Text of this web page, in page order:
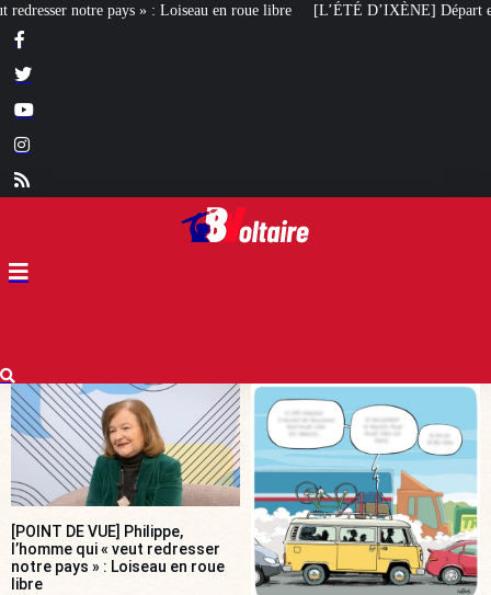
roue libre [L’ÉTÉ D’IXÈNE] Départ en vacances Ingérences
[POINT DE VUE] Philippe,
l’homme qui « veut redresser
notre pays » : Loiseau en roue
libre